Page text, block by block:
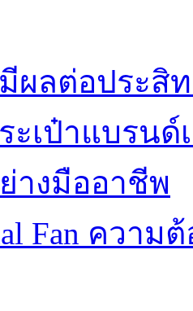
ผลต่อประสิ
ะเป๋าแบรนด์
างมืออาชีพ
Fan ควา